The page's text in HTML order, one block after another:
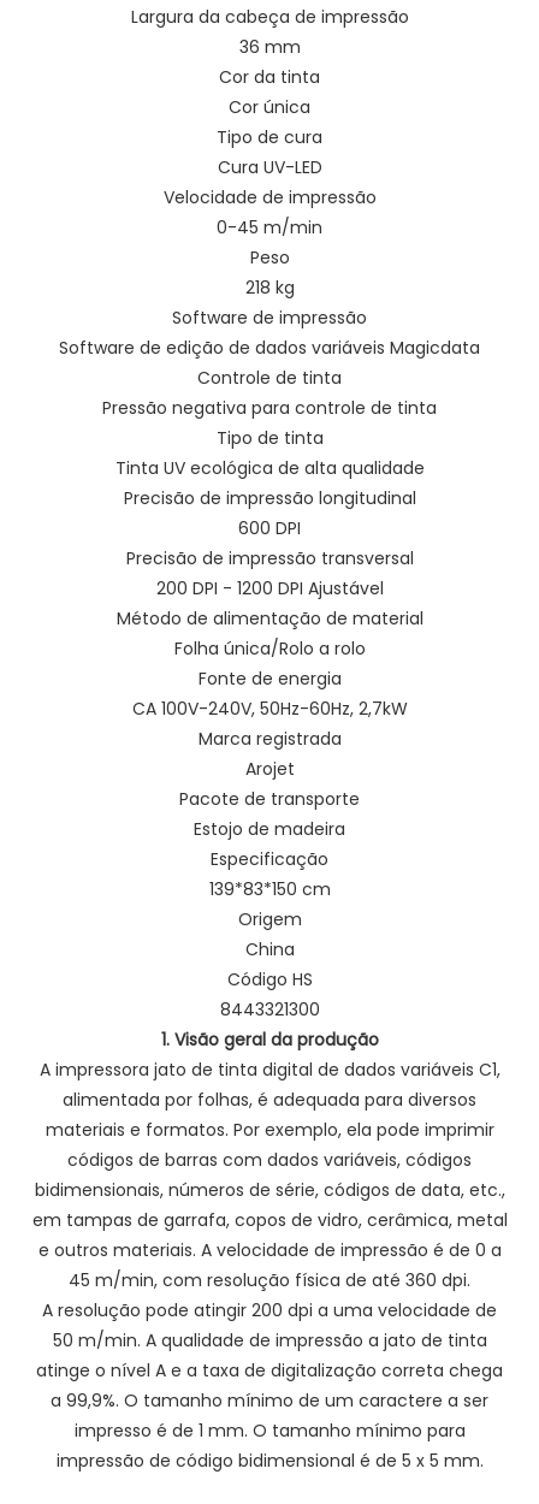
Largura da cabeça de impressão
36 mm
Cor da tinta
Cor única
Tipo de cura
Cura UV-LED
Velocidade de impressão
0-45 m/min
Peso
218 kg
Software de impressão
Software de edição de dados variáveis ​​Magicdata
Controle de tinta
Pressão negativa para controle de tinta
Tipo de tinta
Tinta UV ecológica de alta qualidade
Precisão de impressão longitudinal
600 DPI
Precisão de impressão transversal
200 DPI - 1200 DPI Ajustável
Método de alimentação de material
Folha única/Rolo a rolo
Fonte de energia
CA 100V-240V, 50Hz-60Hz, 2,7kW
Marca registrada
Arojet
Pacote de transporte
Estojo de madeira
Especificação
139*83*150 cm
Origem
China
Código HS
8443321300
1. Visão geral da produção
A impressora jato de tinta digital de dados variáveis ​​C1,
alimentada por folhas, é adequada para diversos
materiais e formatos. Por exemplo, ela pode imprimir
códigos de barras com dados variáveis, códigos
bidimensionais, números de série, códigos de data, etc.,
em tampas de garrafa, copos de vidro, cerâmica, metal
e outros materiais. A velocidade de impressão é de 0 a
45 m/min, com resolução física de até 360 dpi.
A resolução pode atingir 200 dpi a uma velocidade de
50 m/min. A qualidade de impressão a jato de tinta
atinge o nível A e a taxa de digitalização correta chega
a 99,9%. O tamanho mínimo de um caractere a ser
impresso é de 1 mm. O tamanho mínimo para
impressão de código bidimensional é de 5 x 5 mm.